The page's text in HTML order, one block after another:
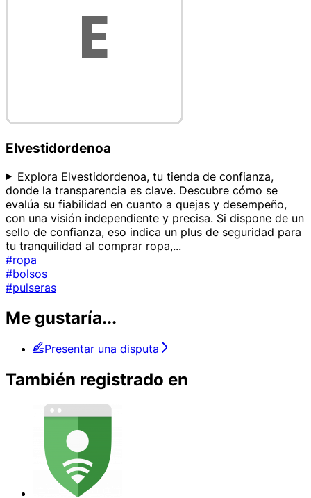
Elvestidordenoa
Explora Elvestidordenoa, tu tienda de confianza,
donde la transparencia es clave. Descubre cómo se
evalúa su fiabilidad en cuanto a quejas y desempeño,
con una visión independiente y precisa. Si dispone de un
sello de confianza, eso indica un plus de seguridad para
tu tranquilidad al comprar ropa,...
#ropa
#bolsos
#pulseras
Me gustaría...
Presentar una disputa
También registrado en